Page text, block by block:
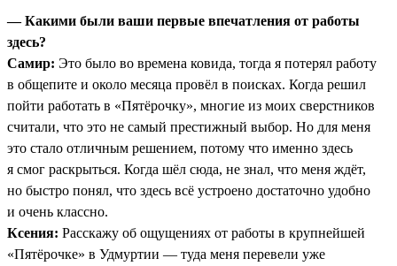
— Какими были ваши первые впечатления от работы
здесь?
Самир: Это было во времена ковида, тогда я потерял работу
в общепите и около месяца провёл в поисках. Когда решил
пойти работать в «Пятёрочку», многие из моих сверстников
считали, что это не самый престижный выбор. Но для меня
это стало отличным решением, потому что именно здесь
я смог раскрыться. Когда шёл сюда, не знал, что меня ждёт,
но быстро понял, что здесь всё устроено достаточно удобно
и очень классно.
Ксения: Расскажу об ощущениях от работы в крупнейшей
«Пятёрочке» в Удмуртии — туда меня перевели уже